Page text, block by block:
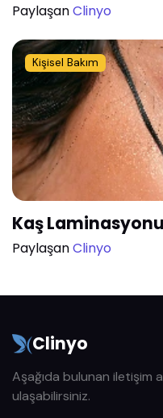
PaylaşanClinyo
Kişisel Bakım
Kaş Laminasyonu
PaylaşanClinyo
Clinyo
Aşağıda bulunan iletişim
ulaşabilirsiniz.